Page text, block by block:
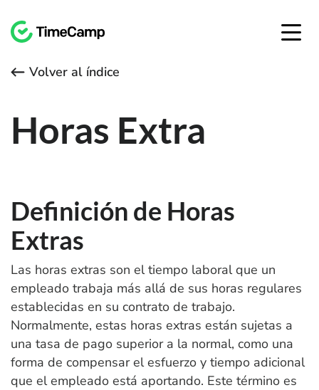
Volver al índice
Horas Extra
Definición de Horas
Extras
Las horas extras son el tiempo laboral que un
empleado trabaja más allá de sus horas regulares
establecidas en su contrato de trabajo.
Normalmente, estas horas extras están sujetas a
una tasa de pago superior a la normal, como una
forma de compensar el esfuerzo y tiempo adicional
que el empleado está aportando. Este término es